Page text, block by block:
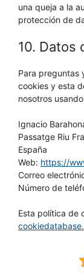
una queja a la
protección de
10. Datos
Para preguntas
cookies y esta
nosotros
Ignacio
Passatge Riu
España
Web: https://
Correo
Número de
Esta política de